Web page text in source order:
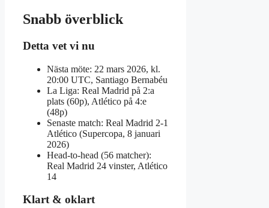
Snabb överblick
Detta vet vi nu
Nästa möte: 22 mars 2026, kl.
20:00 UTC, Santiago Bernabéu
La Liga: Real Madrid på 2:a
plats (60p), Atlético på 4:e
(48p)
Senaste match: Real Madrid 2-1
Atlético (Supercopa, 8 januari
2026)
Head-to-head (56 matcher):
Real Madrid 24 vinster, Atlético
14
Klart & oklart